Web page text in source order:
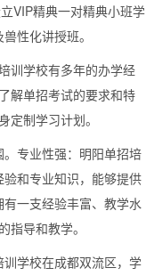
VIP精典一对精典小班学
性化讲授班。
训学校有多年的办学经
解单招考试的要求和特
定制学习计划。
专业性强：明阳单招培
和专业知识，能够提供
一支经验丰富、教学水
指导和教学。
学校在成都双流区，学